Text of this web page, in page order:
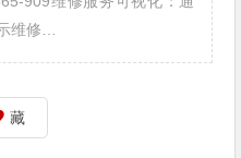
维修…
藏